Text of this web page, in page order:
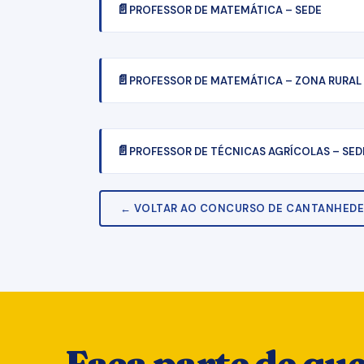
PROFESSOR DE MATEMÁTICA – SEDE
PROFESSOR DE MATEMÁTICA – ZONA RURAL
PROFESSOR DE TÉCNICAS AGRÍCOLAS –
← VOLTAR AO CONCURSO DE CANTANHEDE